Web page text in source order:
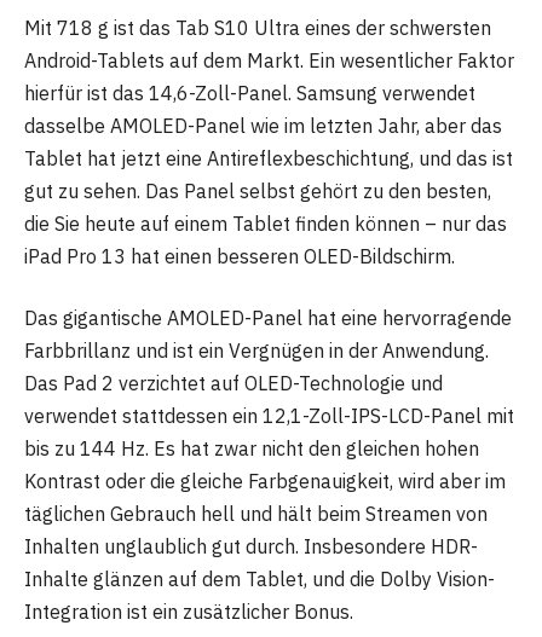
Mit 718 g ist das Tab S10 Ultra eines der schwersten
Android-Tablets auf dem Markt. Ein wesentlicher Faktor
hierfür ist das 14,6-Zoll-Panel. Samsung verwendet
dasselbe AMOLED-Panel wie im letzten Jahr, aber das
Tablet hat jetzt eine Antireflexbeschichtung, und das ist
gut zu sehen. Das Panel selbst gehört zu den besten,
die Sie heute auf einem Tablet finden können – nur das
iPad Pro 13 hat einen besseren OLED-Bildschirm.
Das gigantische AMOLED-Panel hat eine hervorragende
Farbbrillanz und ist ein Vergnügen in der Anwendung.
Das Pad 2 verzichtet auf OLED-Technologie und
verwendet stattdessen ein 12,1-Zoll-IPS-LCD-Panel mit
bis zu 144 Hz. Es hat zwar nicht den gleichen hohen
Kontrast oder die gleiche Farbgenauigkeit, wird aber im
täglichen Gebrauch hell und hält beim Streamen von
Inhalten unglaublich gut durch. Insbesondere HDR-
Inhalte glänzen auf dem Tablet, und die Dolby Vision-
Integration ist ein zusätzlicher Bonus.